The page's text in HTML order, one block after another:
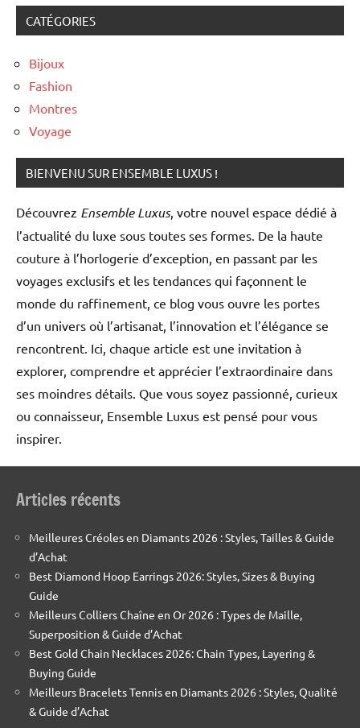
CATÉGORIES
Bijoux
Fashion
Montres
Voyage
BIENVENU SUR ENSEMBLE LUXUS !
Découvrez Ensemble Luxus, votre nouvel espace dédié à
l’actualité du luxe sous toutes ses formes. De la haute
couture à l’horlogerie d’exception, en passant par les
voyages exclusifs et les tendances qui façonnent le
monde du raffinement, ce blog vous ouvre les portes
d’un univers où l’artisanat, l’innovation et l’élégance se
rencontrent. Ici, chaque article est une invitation à
explorer, comprendre et apprécier l’extraordinaire dans
ses moindres détails. Que vous soyez passionné, curieux
ou connaisseur, Ensemble Luxus est pensé pour vous
inspirer.
Articles récents
Meilleures Créoles en Diamants 2026 : Styles, Tailles & Guide
d’Achat
Best Diamond Hoop Earrings 2026: Styles, Sizes & Buying
Guide
Meilleurs Colliers Chaîne en Or 2026 : Types de Maille,
Superposition & Guide d’Achat
Best Gold Chain Necklaces 2026: Chain Types, Layering &
Buying Guide
Meilleurs Bracelets Tennis en Diamants 2026 : Styles, Qualité
& Guide d’Achat